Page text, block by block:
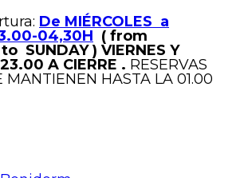
De MIÉRCOLES a
04,30H ( from
SUNDAY ) VIERNES Y
A CIERRE . RESERVAS
MANTIENEN HASTA LA 01.00